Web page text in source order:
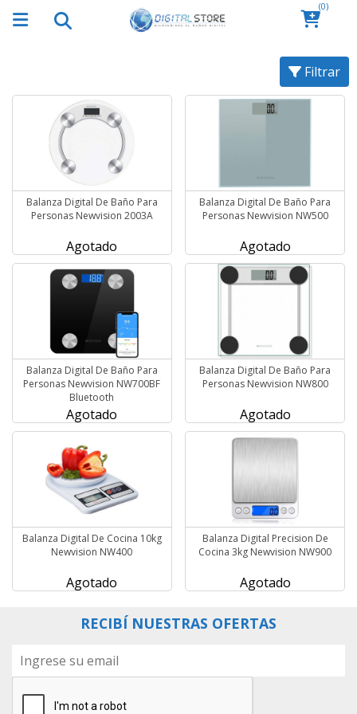
(0)
Filtrar
Balanza Digital De Baño Para
Personas Newvision 2003A
Agotado
Balanza Digital De Baño Para
Personas Newvision NW500
Agotado
Balanza Digital De Baño Para
Personas Newvision NW700BF
Bluetooth
Agotado
Balanza Digital De Baño Para
Personas Newvision NW800
Agotado
Balanza Digital De Cocina 10kg
Newvision NW400
Agotado
Balanza Digital Precision De
Cocina 3kg Newvision NW900
Agotado
RECIBÍ NUESTRAS OFERTAS